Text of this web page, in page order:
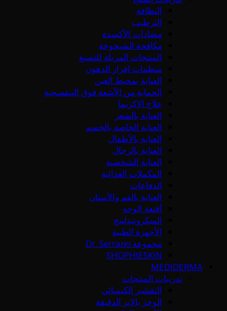
النظافة
الترطيب
مضادات الأكسدة
مكافحة الشيخوخة
المنتجات المزيلة للتصبغ
منظمات إفراز الدهون
العناية بمحيط العين
الحماية من الأشعة فوق البنفسجية
علاج الإكزيما
العناية بالشعر
العناية الخاصة بالجسم
العناية بالأطفال
العناية بالرجال
العناية الشخصية
المكملات الغذائية
الدفاعات
العناية بالفم والأسنان
أقنعة الوجه
الميكرونيدلينج
الأجهزة الطبية
مجموعة Dr. Serrano
SHOPHIESKIN
MEDIDERMA
تدريبات المنتجات
التقشير الكيميائي
الوخز بالإبر الدقيقة